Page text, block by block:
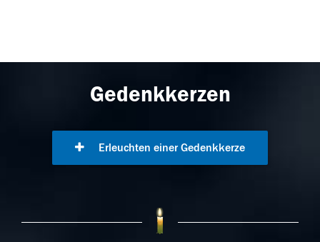
Gedenkkerzen
Erleuchten einer Gedenkkerze